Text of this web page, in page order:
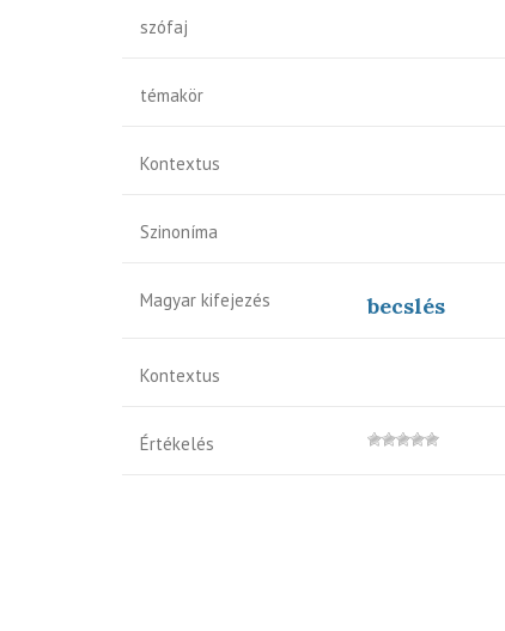
szófaj
témakör
Kontextus
Szinoníma
Magyar kifejezés becslés
Kontextus
Értékelés